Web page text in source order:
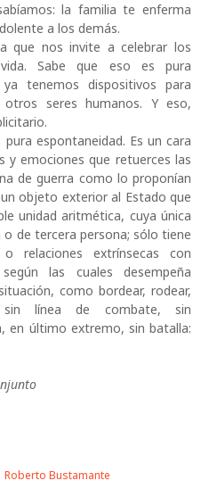
la familia te enferma
a los demás.
que nos invite a celebrar los
Sabe que eso es pura
tenemos dispositivos para
seres humanos. Y eso,
espontaneidad. Es un cara
y emociones que retuerces las
de guerra como lo proponían
objeto exterior al Estado que
unidad aritmética, cuya única
de tercera persona; sólo tiene
relaciones extrínsecas con
las cuales desempeña
como bordear, rodear,
línea de combate, sin
en último extremo, sin batalla:
Roberto Bustamante